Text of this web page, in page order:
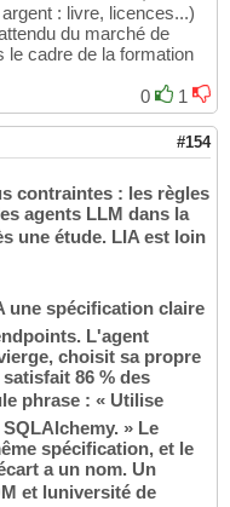
: livre, licences...)
du marché de
le cadre de la formation
0
1
#154
contraintes : les règles
agents LLM dans la
une étude. LIA est loin
une spécification claire
L'agent
choisit sa propre
86 % des
phrase : « Utilise
» Le
spécification, et le
a un nom. Un
et luniversité de